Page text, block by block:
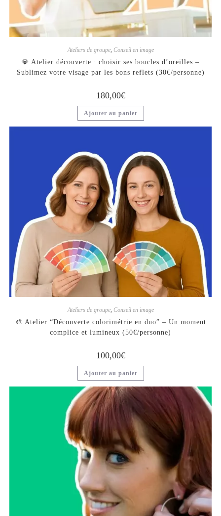
Ateliers de groupe, Conseil en image
💎 Atelier découverte : choisir ses boucles d’oreilles –
Sublimez votre visage par les bons reflets (30€/personne)
180,00€
Ajouter au panier
Ateliers de groupe, Conseil en image
🎨 Atelier “Découverte colorimétrie en duo” – Un moment
complice et lumineux (50€/personne)
100,00€
Ajouter au panier